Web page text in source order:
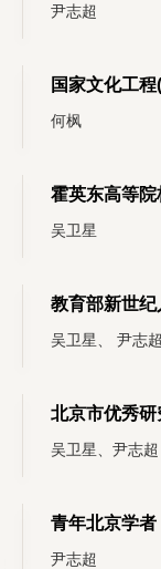
尹志超
国家文化工
何枫
霍英东高等
吴卫星
教育部新世纪
吴卫星、 尹志
北京市优秀研
吴卫星、尹志超
青年北京学者
尹志超